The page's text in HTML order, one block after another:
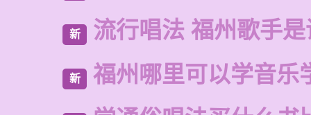
新 流行唱法 福州歌手
新 福州哪里可以学音乐